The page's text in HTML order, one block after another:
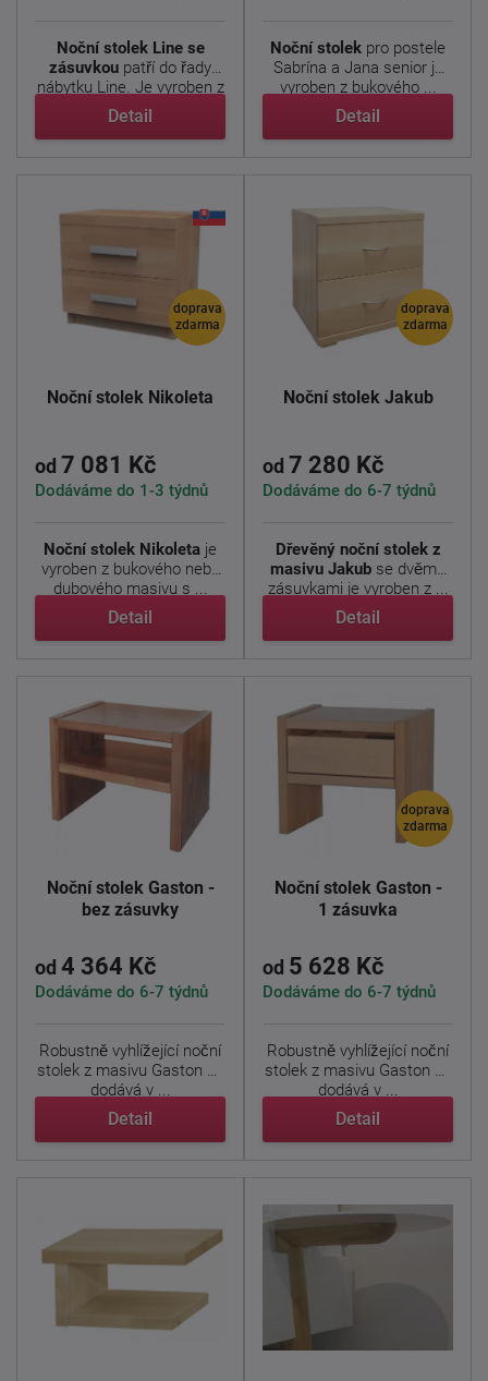
Noční stolek Line se
zásuvkou patří do řady
nábytku Line. Je vyroben z
...
Detail
Noční stolek pro postele
Sabrína a Jana senior je
vyroben z bukového ...
Detail
doprava
zdarma
Noční stolek Nikoleta
od 7 081 Kč
Dodáváme do 1-3 týdnů
Noční stolek Nikoleta je
vyroben z bukového nebo
dubového masivu s ...
Detail
doprava
zdarma
Noční stolek Jakub
od 7 280 Kč
Dodáváme do 6-7 týdnů
Dřevěný noční stolek z
masivu Jakub se dvěma
zásuvkami je vyroben z ...
Detail
Noční stolek Gaston -
bez zásuvky
od 4 364 Kč
Dodáváme do 6-7 týdnů
Robustně vyhlížející noční
stolek z masivu Gaston se
dodává v ...
Detail
doprava
zdarma
Noční stolek Gaston -
1 zásuvka
od 5 628 Kč
Dodáváme do 6-7 týdnů
Robustně vyhlížející noční
stolek z masivu Gaston se
dodává v ...
Detail